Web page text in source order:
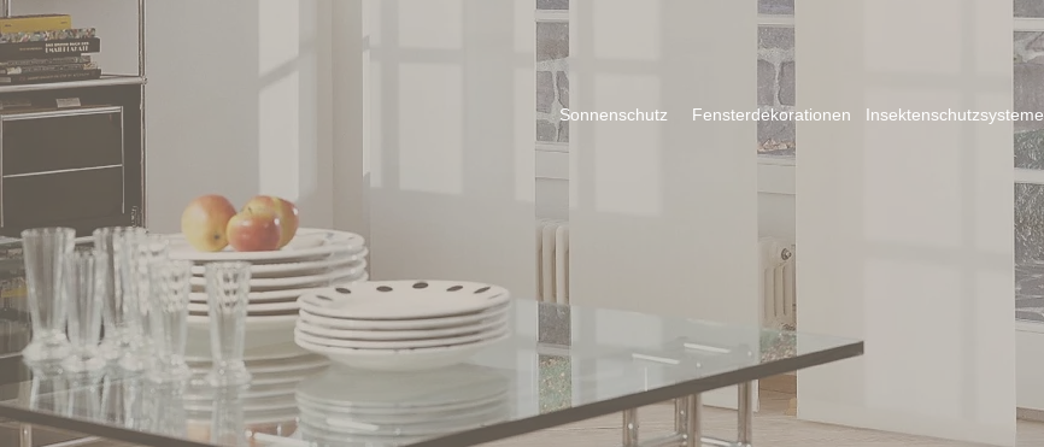
Sonnenschutz Fensterdekorationen Insektenschutzsysteme